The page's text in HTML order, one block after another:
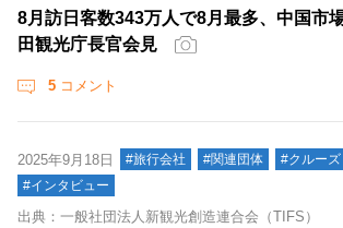
8月訪日客数343万人で8月最多、中国市
田観光庁長官会見
5 コメント
2025年9月18日 #旅行会社 #関連団体 #クルーズ
#インタビュー
出典：一般社団法人新観光創造連合会（TIFS）